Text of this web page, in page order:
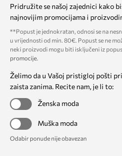
Pridružite se našoj zajednici kako
najnovijim promocijama i
**Popust je jednokratan, odnosi se na
u vrijednosti od min. 80€. Popust se ne
neki proizvodi mogu biti isključeni iz
promocije.
Želimo da u Vašoj pristigloj pošti
zaista zanima. Recite nam, je li to:
Ženska moda
Muška moda
Odabir ponude nije obavezan